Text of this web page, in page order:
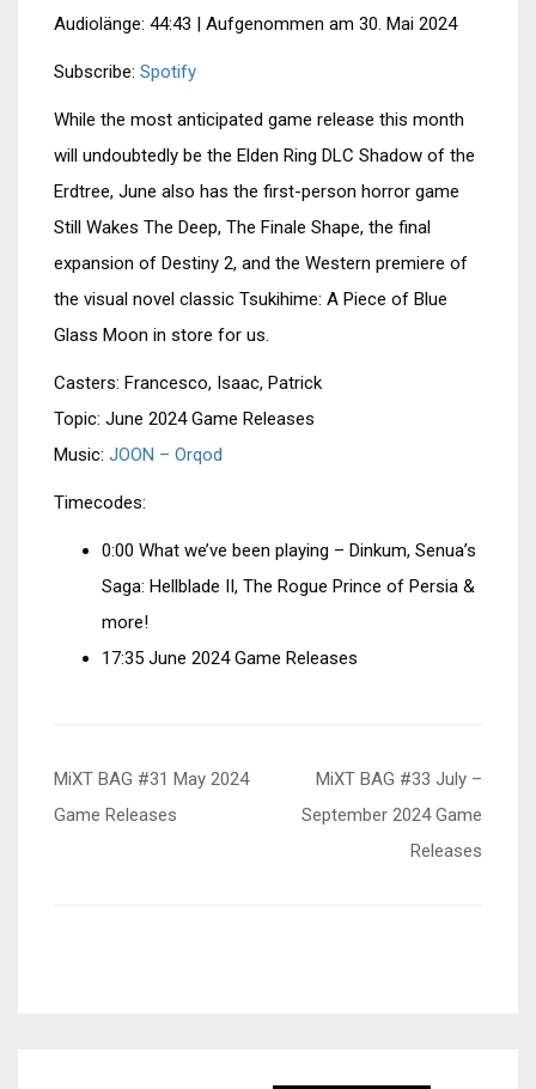
Spotify
RSS FEED
SHARE
LINK
EMBED
Audiolänge: 44:43 | Aufgenommen am 30. Mai 2024
Subscribe: Spotify
While the most anticipated game release this month
will undoubtedly be the Elden Ring DLC Shadow of the
Erdtree, June also has the first-person horror game
Still Wakes The Deep, The Finale Shape, the final
expansion of Destiny 2, and the Western premiere of
the visual novel classic Tsukihime: A Piece of Blue
Glass Moon in store for us.
Casters: Francesco, Isaac, Patrick
Topic: June 2024 Game Releases
Music: JOON – Orqod
Timecodes:
0:00 What we’ve been playing – Dinkum, Senua’s
Saga: Hellblade II, The Rogue Prince of Persia &
more!
17:35 June 2024 Game Releases
Beitragsnavigation
MiXT BAG #31 May 2024
Game Releases
MiXT BAG #33 July –
September 2024 Game
Releases